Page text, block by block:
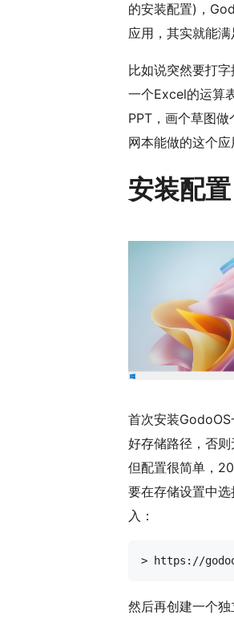
的安装配置)，
应用，其实就能满
比如说突然要打
一个Excel的运算
PPT，画个草图
网本能做的这个应
安装配置
首次安装
好存储路径，否则
但配置很简单，
要在存储设置中选
入：
然后再创建一个独